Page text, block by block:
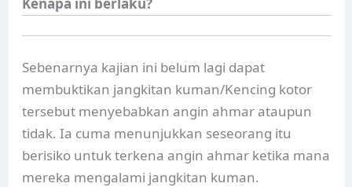
Sebenarnya kajian ini belum lagi dapat
membuktikan jangkitan kuman/Kencing kotor
tersebut menyebabkan angin ahmar ataupun
tidak. Ia cuma menunjukkan seseorang itu
berisiko untuk terkena angin ahmar ketika mana
mereka mengalami jangkitan kuman.